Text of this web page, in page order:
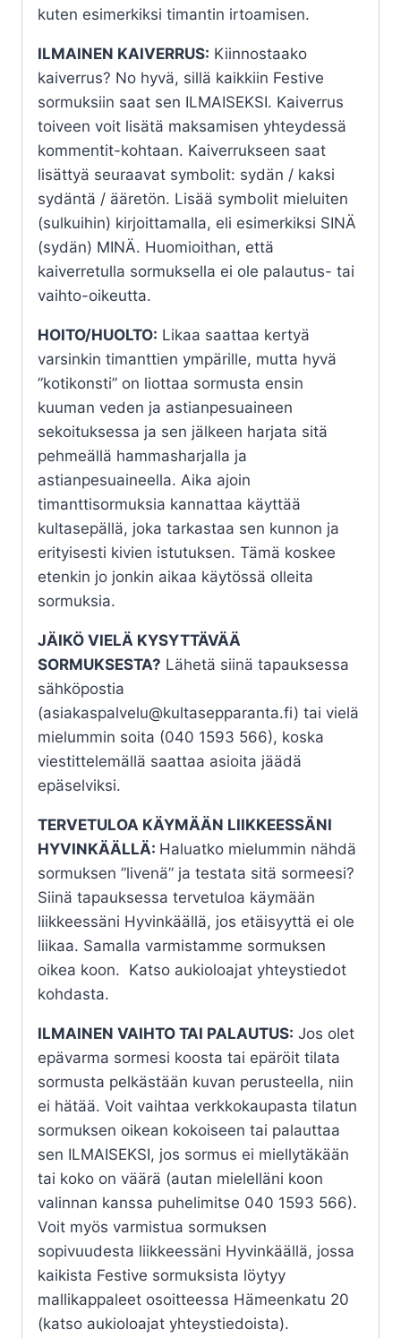
kuten esimerkiksi timantin irtoamisen.
ILMAINEN KAIVERRUS: Kiinnostaako
kaiverrus? No hyvä, sillä kaikkiin Festive
sormuksiin saat sen ILMAISEKSI. Kaiverrus
toiveen voit lisätä maksamisen yhteydessä
kommentit-kohtaan. Kaiverrukseen saat
lisättyä seuraavat symbolit: sydän / kaksi
sydäntä / ääretön. Lisää symbolit mieluiten
(sulkuihin) kirjoittamalla, eli esimerkiksi SINÄ
(sydän) MINÄ. Huomioithan, että
kaiverretulla sormuksella ei ole palautus- tai
vaihto-oikeutta.
HOITO/HUOLTO: Likaa saattaa kertyä
varsinkin timanttien ympärille, mutta hyvä
”kotikonsti” on liottaa sormusta ensin
kuuman veden ja astianpesuaineen
sekoituksessa ja sen jälkeen harjata sitä
pehmeällä hammasharjalla ja
astianpesuaineella. Aika ajoin
timanttisormuksia kannattaa käyttää
kultasepällä, joka tarkastaa sen kunnon ja
erityisesti kivien istutuksen. Tämä koskee
etenkin jo jonkin aikaa käytössä olleita
sormuksia.
JÄIKÖ VIELÄ KYSYTTÄVÄÄ
SORMUKSESTA? Lähetä siinä tapauksessa
sähköpostia
(asiakaspalvelu@kultasepparanta.fi) tai vielä
mielummin soita (040 1593 566), koska
viestittelemällä saattaa asioita jäädä
epäselviksi.
TERVETULOA KÄYMÄÄN LIIKKEESSÄNI
HYVINKÄÄLLÄ: Haluatko mielummin nähdä
sormuksen ”livenä” ja testata sitä sormeesi?
Siinä tapauksessa tervetuloa käymään
liikkeessäni Hyvinkäällä, jos etäisyyttä ei ole
liikaa. Samalla varmistamme sormuksen
oikea koon. Katso aukioloajat yhteystiedot
kohdasta.
ILMAINEN VAIHTO TAI PALAUTUS: Jos olet
epävarma sormesi koosta tai epäröit tilata
sormusta pelkästään kuvan perusteella, niin
ei hätää. Voit vaihtaa verkkokaupasta tilatun
sormuksen oikean kokoiseen tai palauttaa
sen ILMAISEKSI, jos sormus ei miellytäkään
tai koko on väärä (autan mielelläni koon
valinnan kanssa puhelimitse 040 1593 566).
Voit myös varmistua sormuksen
sopivuudesta liikkeessäni Hyvinkäällä, jossa
kaikista Festive sormuksista löytyy
mallikappaleet osoitteessa Hämeenkatu 20
(katso aukioloajat yhteystiedoista).